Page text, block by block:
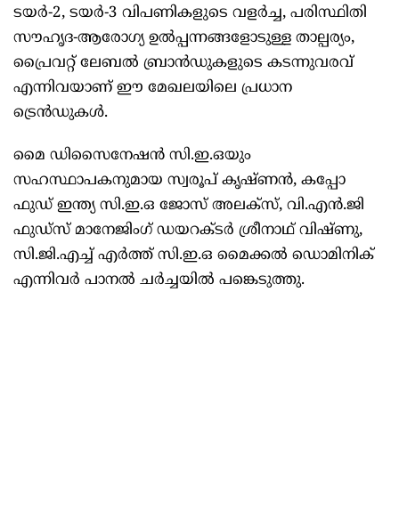
ടയർ-2, ടയർ-3 വിപണികളുടെ വളർച്ച, പരിസ്ഥിതി
സൗഹൃദ-ആരോഗ്യ ഉൽപ്പന്നങ്ങളോടുള്ള താല്പര്യം,
പ്രൈവറ്റ് ലേബൽ ബ്രാൻഡുകളുടെ കടന്നുവരവ്
എന്നിവയാണ് ഈ മേഖലയിലെ പ്രധാന
ട്രെൻഡുകൾ.
മൈ ഡിസൈനേഷൻ സി.ഇ.ഒയും
സഹസ്ഥാപകനുമായ സ്വരൂപ് കൃഷ്ണൻ, കപ്പോ
ഫുഡ് ഇന്ത്യ സി.ഇ.ഒ ജോസ് അലക്സ്, വി.എൻ.ജി
ഫുഡ്സ് മാനേജിംഗ് ഡയറക്ടർ ശ്രീനാഥ് വിഷ്ണു,
സി.ജി.എച്ച് എർത്ത് സി.ഇ.ഒ മൈക്കൽ ഡൊമിനിക്
എന്നിവർ പാനൽ ചർച്ചയിൽ പങ്കെടുത്തു.